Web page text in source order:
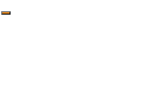
Suchen